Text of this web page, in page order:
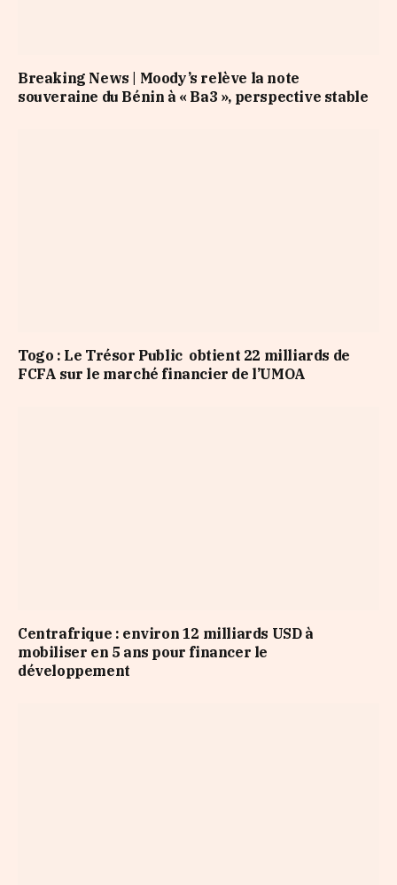
Breaking News | Moody’s relève la note
souveraine du Bénin à « Ba3 », perspective stable
Togo : Le Trésor Public obtient 22 milliards de
FCFA sur le marché financier de l’UMOA
Centrafrique : environ 12 milliards USD à
mobiliser en 5 ans pour financer le
développement